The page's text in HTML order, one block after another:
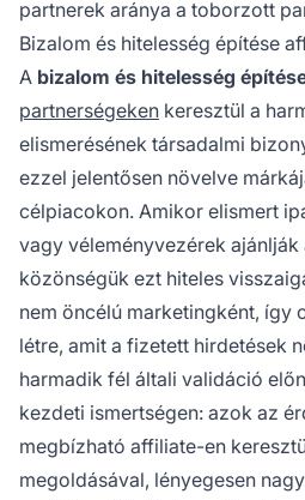
partnerek aránya a toborzott
Bizalom és hitelesség építése
A bizalom és hitelesség
partnerségeken keresztül a
elismerésének társadalmi
ezzel jelentősen növelve
célpiacokon. Amikor elismert
vagy véleményvezérek ajánlják
közönségük ezt hiteles
nem öncélú marketingként, így
létre, amit a fizetett hirdetések
harmadik fél általi validáció
kezdeti ismertségen: azok az
megbízható affiliate-en
megoldásával, lényegesen